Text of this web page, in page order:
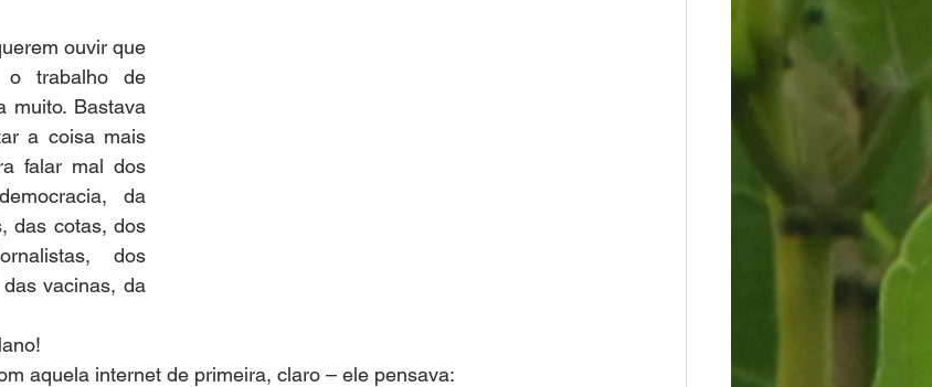
ouvir que
o trabalho de
muito. Bastava
a coisa mais
falar mal dos
da
das cotas, dos
dos
vacinas, da
aquela internet de primeira, claro – ele pensava: